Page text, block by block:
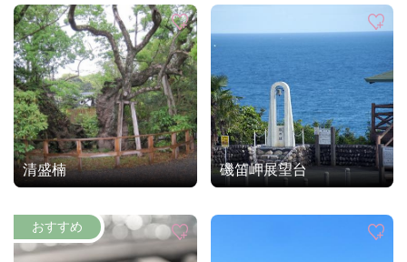
清盛楠 磯笛岬展望台